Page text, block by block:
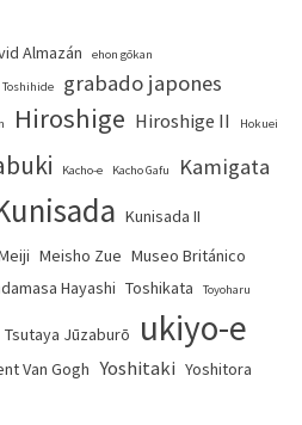
Almazán ehon gōkan
Toshihide grabado japones
Hiroshige Hiroshige II Hokuei
Kacho-e Kacho Gafu Kamigata
Kunisada II
Meisho Zue Museo Británico
Hayashi Toshikata Toyoharu
Tsutaya Jūzaburō ukiyo-e
Van Gogh Yoshitaki Yoshitora